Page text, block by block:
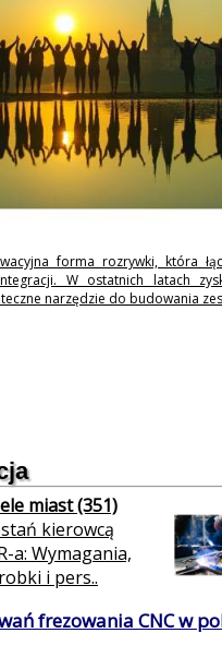
forma rozrywki, która
W ostatnich latach
narzędzie do budowania
miast (351)
kierowcą
a: Wymagania,
i pers..
frezowania CNC w